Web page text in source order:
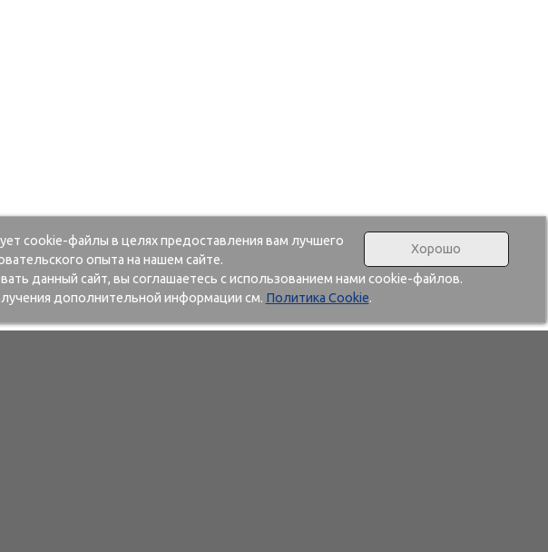
Хорошо
cookie-файлы в целях предоставления вам лучшего
опыта на нашем сайте.
данный сайт, вы соглашаетесь с использованием нами cookie-файлов.
дополнительной информации см. Политика Cookie.